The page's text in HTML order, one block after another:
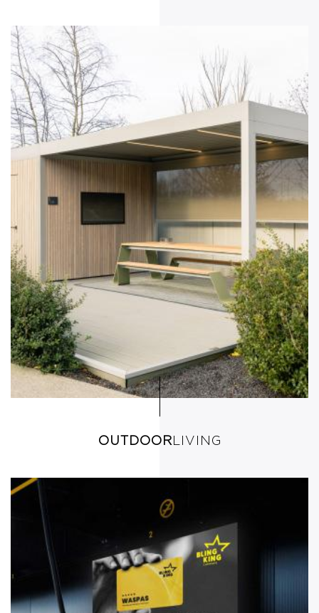
OUTDOORLIVING